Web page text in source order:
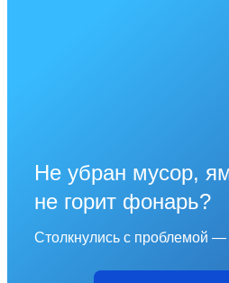
Не убран мусор,
не горит фонарь?
Столкнулись с проблемой